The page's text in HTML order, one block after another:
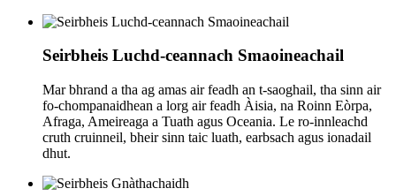
Seirbheis Luchd-ceannach Smaoineachail
Mar bhrand a tha ag amas air feadh an t-saoghail, tha sinn air
fo-chompanaidhean a lorg air feadh Àisia, na Roinn Eòrpa,
Afraga, Ameireaga a Tuath agus Oceania. Le ro-innleachd
cruth cruinneil, bheir sinn taic luath, earbsach agus ionadail
dhut.